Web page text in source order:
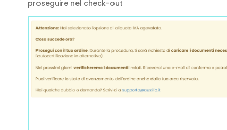
proseguire nel check-out